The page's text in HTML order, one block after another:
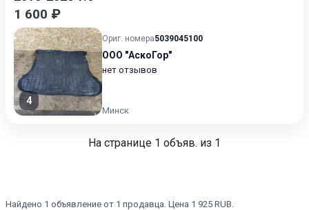
1 600 ₽
4
Ориг. номера5039045100
ООО "АскоГор"
нет отзывов
Минск
На странице 1 объяв. из 1
Найдено 1 объявление от 1 продавца. Цена 1 925 RUB.